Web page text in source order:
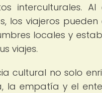
interculturales.
los viajeros
locales y
viajes.
cultural no solo
la empatía y el